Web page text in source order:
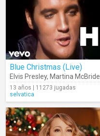
Blue Christmas (Live)
Elvis Presley, Martina McBride
13 años | 11273 jugadas
selvatica